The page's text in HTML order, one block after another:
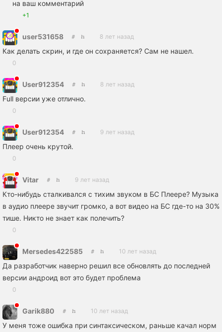
на ваш комментарий
+1
user531658 8 лет назад
Как делать скрин, и где он сохраняется? Сам не нашел.
0
User912354 8 лет назад
Full версии уже отлично.
0
User912354 9 лет назад
Плеер очень крутой.
0
Vitar 9 лет назад
Кто-нибудь сталкивался с тихим звуком в БС Плеере? Музыка
в аудио плеере звучит громко, а вот видео на БС где-то на 30%
тише. Никто не знает как полечить?
0
Mersedes422585 10 лет назад
Да разработчик наверно решил все обновлять до последней
версии андроид вот это будет проблема
0
Garik880 10 лет назад
У меня тоже ошибка при синтаксическом, раньше качал норм